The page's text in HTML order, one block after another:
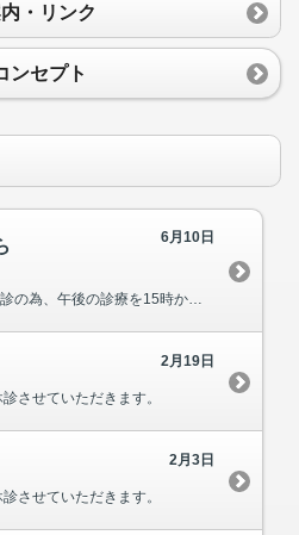
・リンク
ンセプト
6月10日
6月13日(金)は1歳6ヶ月児検診の為、午後の診療を15時からとさせていただきます。
2月19日
させていただきます。
2月3日
させていただきます。